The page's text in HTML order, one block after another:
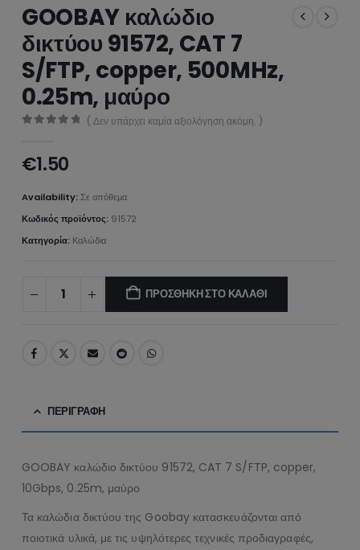
GOOBAY καλώδιο
δικτύου 91572, CAT 7
S/FTP, copper, 500MHz,
0.25m, μαύρο
( Δεν υπάρχει καμία αξιολόγηση ακόμη. )
€1.50
Availability:Σε απόθεμα
Κωδικός προϊόντος: 91572
Κατηγορία: Καλώδια
ΠΡΟΣΘΉΚΗ ΣΤΟ ΚΑΛΆΘΙ
ΠΕΡΙΓΡΑΦΉ
GOOBAY καλώδιο δικτύου 91572, CAT 7 S/FTP, copper,
10Gbps, 0.25m, μαύρο
Τα καλώδια δικτύου της Goobay κατασκευάζονται από
ποιοτικά υλικά, με τις υψηλότερες τεχνικές προδιαγραφές,